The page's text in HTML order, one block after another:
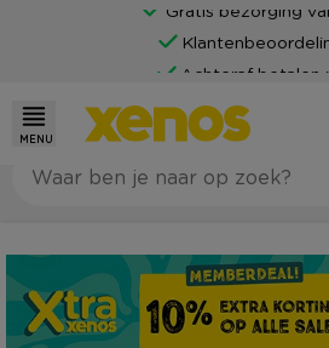
Gratis bezorging
Achteraf betalen
MENU